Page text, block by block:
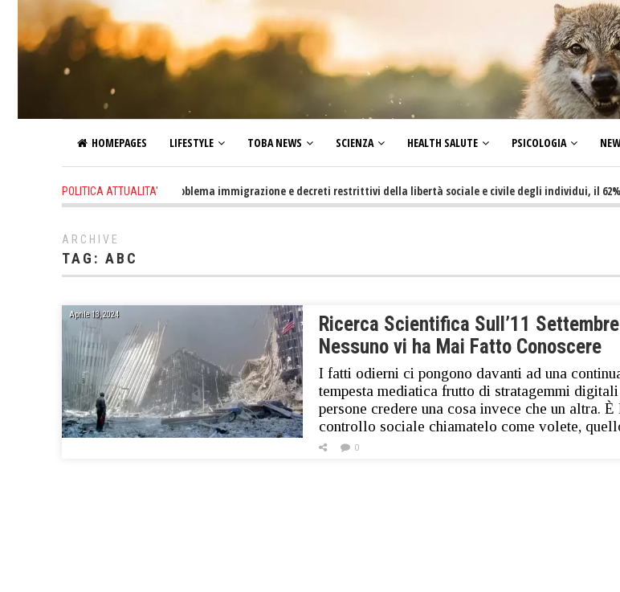
HOMEPAGES LIFESTYLE TOBA NEWS SCIENZA HEALTH SALUTE PSICOLOGIA
POLITICA ATTUALITA'
1 day ago - Altro che problema immigrazione e decreti restrittivi della libertà sociale e civile degli individui, il 62%
ARCHIVE
TAG: ABC
Aprile 13, 2024
Ricerca Scientifica Sull’11
Nessuno vi ha Mai Fatto Conoscere
I fatti odierni ci pongono davanti ad una
tempesta mediatica frutto di stratagemmi
persone credere una cosa invece che un altra. È
controllo sociale chiamatelo come volete,
0